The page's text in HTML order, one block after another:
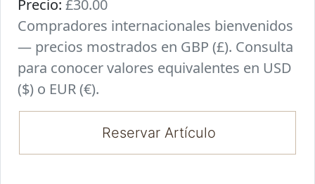
Precio: £30.00
Compradores internacionales bienvenidos
— precios mostrados en GBP (£). Consulta
para conocer valores equivalentes en USD
($) o EUR (€).
Reservar Artículo